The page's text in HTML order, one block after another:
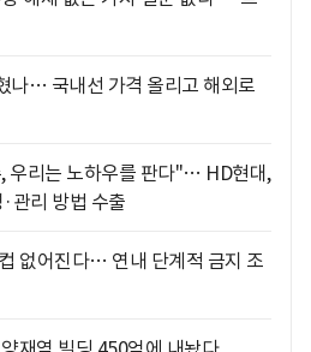
나… 국내선 가격 올리고 해외로
우리는 노하우를 판다"… HD현대,
관리 방법 수출
없어진다… 연내 단계적 금지 조